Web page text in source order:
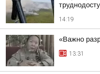
14:19
«Важно
13:31